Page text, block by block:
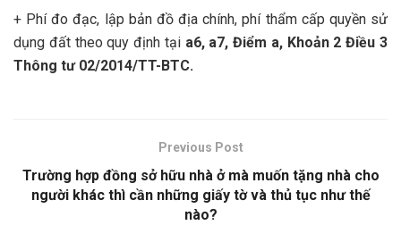
+ Phí đo đạc, lập bản đồ địa chính, phí thẩm cấp quyền sử
dụng đất theo quy định tại a6, a7, Điểm a, Khoản 2 Điều 3
Thông tư 02/2014/TT-BTC.
Previous Post
Trường hợp đồng sở hữu nhà ở mà muốn tặng nhà cho
người khác thì cần những giấy tờ và thủ tục như thế
nào?